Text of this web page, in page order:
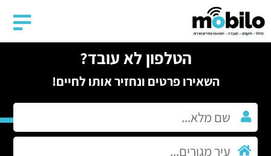
הטלפון לא עובד?
השאירו פרטים ונחזיר אותו לחיים!